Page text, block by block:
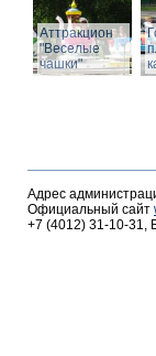
Аттракцион
"Веселые
чашки"
Адрес
Официальный сайт
+7 (4012) 31-10-31,